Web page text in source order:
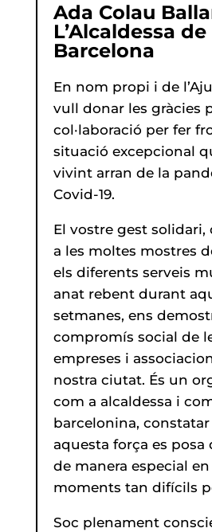
Ada Colau
L’Alcaldessa de
Barcelona
En nom propi i de
vull donar les gràcies
col·laboració per fer
situació excepcional
vivint arran de la
Covid-19.
El vostre gest solidari,
a les moltes mostres
els diferents serveis
anat rebent durant
setmanes, ens
compromís social de
empreses i
nostra ciutat. És un
com a alcaldessa i
barcelonina,
aquesta força es posa
de manera especial
moments tan difícils
Soc plenament